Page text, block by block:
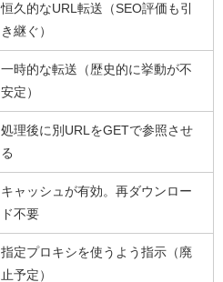
恒久的なURL転送（SEO評価も引
き継ぐ）
一時的な転送（歴史的に挙動が不
安定）
処理後に別URLをGETで参照させ
る
キャッシュが有効。再ダウンロー
ド不要
指定プロキシを使うよう指示（廃
止予定）